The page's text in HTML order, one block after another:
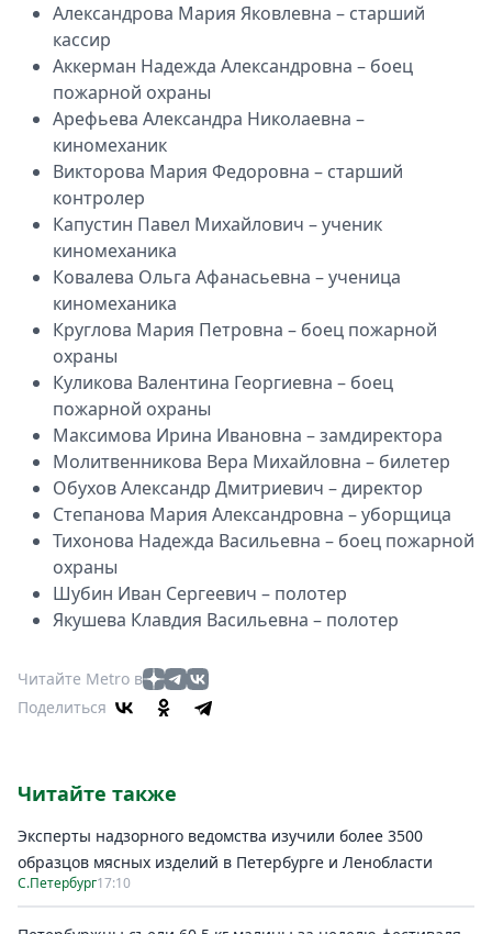
Александрова Мария Яковлевна – старший
кассир
Аккерман Надежда Александровна – боец
пожарной охраны
Арефьева Александра Николаевна –
киномеханик
Викторова Мария Федоровна – старший
контролер
Капустин Павел Михайлович – ученик
киномеханика
Ковалева Ольга Афанасьевна – ученица
киномеханика
Круглова Мария Петровна – боец пожарной
охраны
Куликова Валентина Георгиевна – боец
пожарной охраны
Максимова Ирина Ивановна – замдиректора
Молитвенникова Вера Михайловна – билетер
Обухов Александр Дмитриевич – директор
Степанова Мария Александровна – уборщица
Тихонова Надежда Васильевна – боец пожарной
охраны
Шубин Иван Сергеевич – полотер
Якушева Клавдия Васильевна – полотер
Читайте Metro в
Поделиться
Читайте также
Эксперты надзорного ведомства изучили более 3500
образцов мясных изделий в Петербурге и Ленобласти
С.Петербург17:10